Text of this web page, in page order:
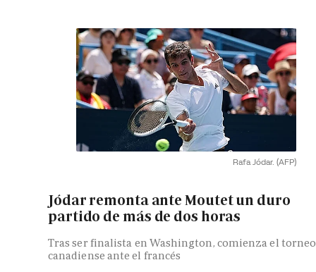
Rafa Jódar. (AFP)
Jódar remonta ante Moutet un duro
partido de más de dos horas
Tras ser finalista en Washington, comienza el torneo
canadiense ante el francés